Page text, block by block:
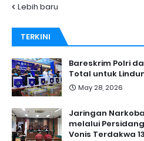
Lebih baru
TERKINI
Bareskrim Polri
Total untuk
May 28, 2026
Jaringan
melalui
Vonis Terdakwa